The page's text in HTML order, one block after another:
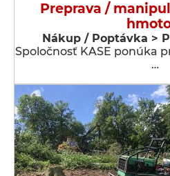
Preprava /
Nákup / Poptávka >
Spoločnosť KASE ponúka
…